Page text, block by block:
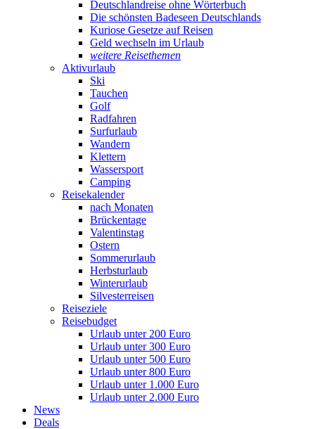
Deutschlandreise ohne Wörterbuch
Die schönsten Badeseen Deutschlands
Kuriose Gesetze auf Reisen
Geld wechseln im Urlaub
weitere Reisethemen
Aktivurlaub
Ski
Tauchen
Golf
Radfahren
Surfurlaub
Wandern
Klettern
Wassersport
Camping
Reisekalender
nach Monaten
Brückentage
Valentinstag
Ostern
Sommerurlaub
Herbsturlaub
Winterurlaub
Silvesterreisen
Reiseziele
Reisebudget
Urlaub unter 200 Euro
Urlaub unter 300 Euro
Urlaub unter 500 Euro
Urlaub unter 800 Euro
Urlaub unter 1.000 Euro
Urlaub unter 2.000 Euro
News
Deals